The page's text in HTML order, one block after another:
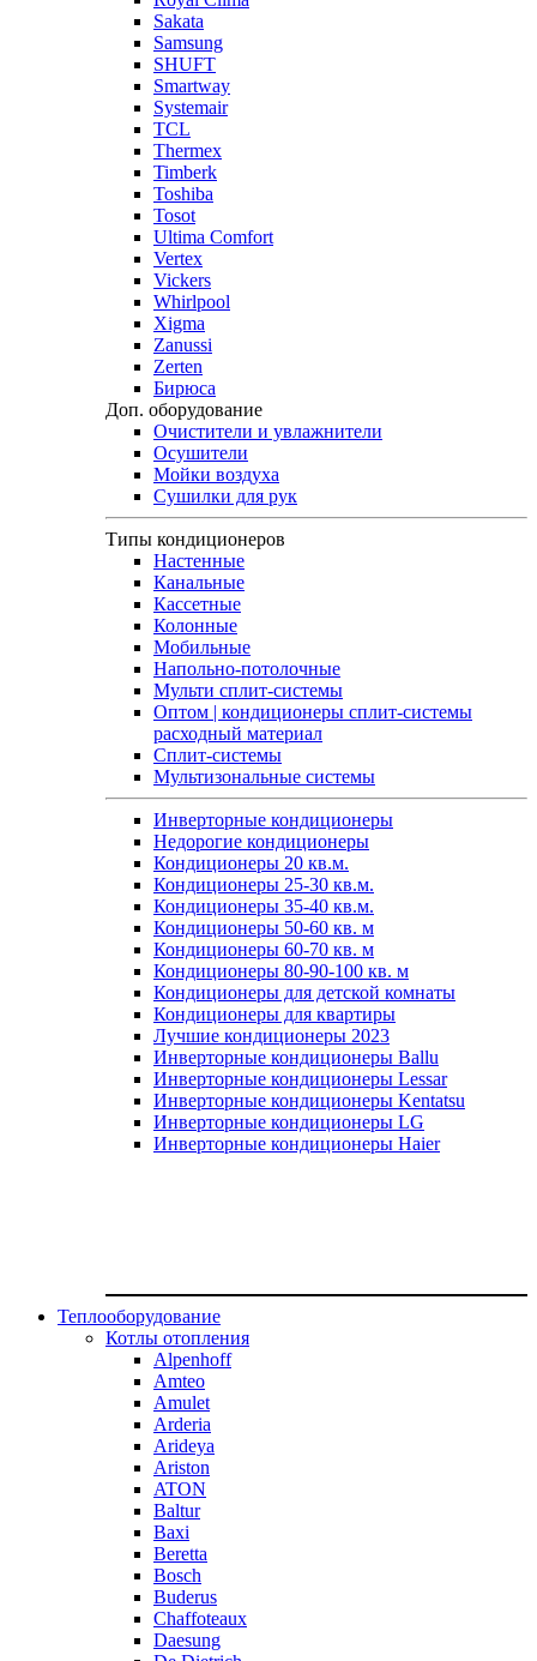
Sakata
Samsung
SHUFT
Smartway
Systemair
TCL
Thermex
Timberk
Toshiba
Tosot
Ultima Comfort
Vertex
Vickers
Whirlpool
Xigma
Zanussi
Zerten
Бирюса
Доп. оборудование
Очистители и увлажнители
Осушители
Мойки воздуха
Сушилки для рук
Типы кондиционеров
Настенные
Канальные
Кассетные
Колонные
Мобильные
Напольно-потолочные
Мульти сплит-системы
Оптом | кондиционеры сплит-системы
расходный материал
Сплит-системы
Мультизональные системы
Инверторные кондиционеры
Недорогие кондиционеры
Кондиционеры 20 кв.м.
Кондиционеры 25-30 кв.м.
Кондиционеры 35-40 кв.м.
Кондиционеры 50-60 кв. м
Кондиционеры 60-70 кв. м
Кондиционеры 80-90-100 кв. м
Кондиционеры для детской комнаты
Кондиционеры для квартиры
Лучшие кондиционеры 2023
Инверторные кондиционеры Ballu
Инверторные кондиционеры Lessar
Инверторные кондиционеры Kentatsu
Инверторные кондиционеры LG
Инверторные кондиционеры Haier
Теплооборудование
Котлы отопления
Alpenhoff
Amteo
Amulet
Arderia
Arideya
Ariston
ATON
Baltur
Baxi
Beretta
Bosch
Buderus
Chaffoteaux
Daesung